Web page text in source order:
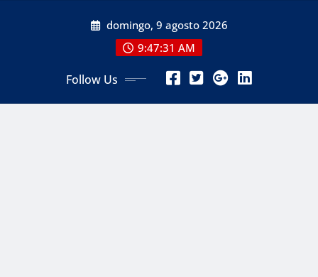
domingo, 9 agosto 2026
9:47:33 AM
Follow Us